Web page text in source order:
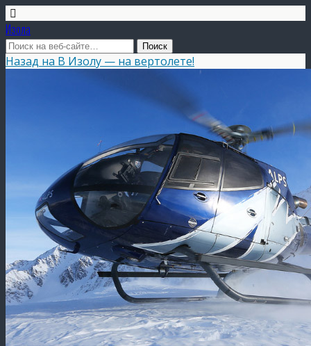
Изола
Назад на В Изолу — на вертолете!